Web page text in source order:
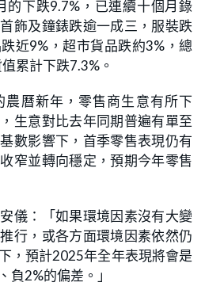
的下跌9.7%，已連續十個月錄
飾及鐘錶跌逾一成三，服裝跌
近9%，超市貨品跌約3%，總
累計下跌7.3%。
農曆新年，零售商生意有所下
生意對比去年同期普遍有單至
數影響下，首季零售表現仍有
窄並轉向穩定，預期今年零售
儀：「如果環境因素沒有大變
行，或各方面環境因素依然仍
，預計2025年全年表現將會是
負2%的偏差。」